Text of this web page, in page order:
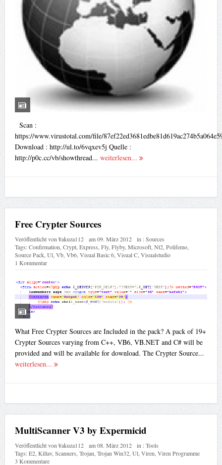
Scan :
https://www.virustotal.com/file/
Download : http://ul.to/6vqxev5j Quelle :
http://p0c.cc/vb/showthread... weiterlesen...
Free Crypter Sources
Veröffentlicht von¥akuza112 am09. März 2012 in :Sources
Tags:Confirmation Crypt, Express Fly, Flyby, Microsoft, Nt2, Polifemo,
Source Pack, Ul, Vb, Vb6, Visual Basic 6, Visual C, Visualstudio
1 Kommentar
What Free Crypter Sources are Included in the pack? A pack of 19+
Crypter Sources varying from C++, VB6, VB.NET and C# will be
provided and will be available for download. The Crypter Source...
weiterlesen...
MultiScanner V3 by Expermicid
Veröffentlicht von¥akuza112 am08. März 2012 in :Tools
Tags:E2, Killav, Scanners Trojan Trojan Win32, Ul, Viren Viren Programme
3 Kommentare